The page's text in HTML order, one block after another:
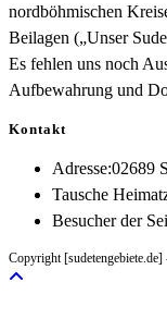
nordböhmischen
Beilagen („Unser
Es fehlen uns noch
Aufbewahrung und
Kontakt
Adresse:02689
Tausche
Besucher der
Copyright [sudetengebiete.de]